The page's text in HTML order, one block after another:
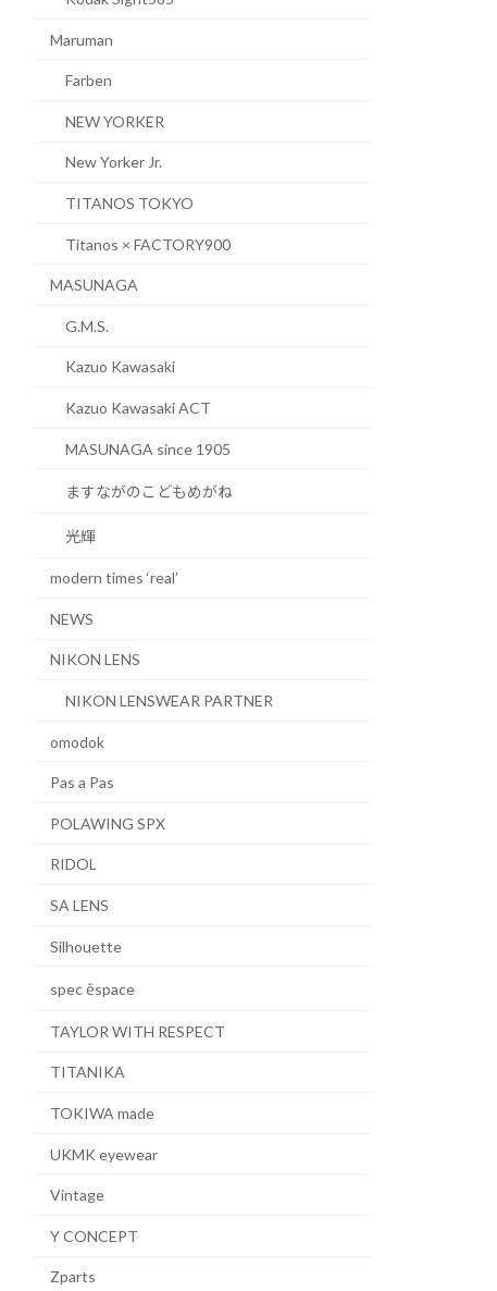
Maruman
Farben
NEW YORKER
New Yorker Jr.
TITANOS TOKYO
Titanos × FACTORY900
MASUNAGA
G.M.S.
Kazuo Kawasaki
Kazuo Kawasaki ACT
MASUNAGA since 1905
ますながのこどもめがね
光輝
modern times ‘real’
NEWS
NIKON LENS
NIKON LENSWEAR PARTNER
omodok
Pas a Pas
POLAWING SPX
RIDOL
SA LENS
Silhouette
spec ēspace
TAYLOR WITH RESPECT
TITANIKA
TOKIWA made
UKMK eyewear
Vintage
Y CONCEPT
Zparts